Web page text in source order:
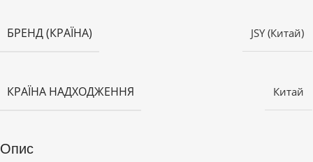
БРЕНД (КРАЇНА) JSY (Китай)
КРАЇНА НАДХОДЖЕННЯ Китай
Опис